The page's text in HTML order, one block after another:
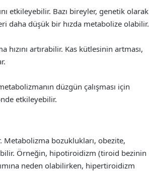
etkileyebilir. Bazı bireyler, genetik olarak
daha düşük bir hızda metabolize olabilir.
artırabilir. Kas kütlesinin artması,
düzgün çalışması için
etkileyebilir.
bozuklukları, obezite,
Örneğin, hipotiroidizm (tiroid bezinin
neden olabilirken, hipertiroidizm